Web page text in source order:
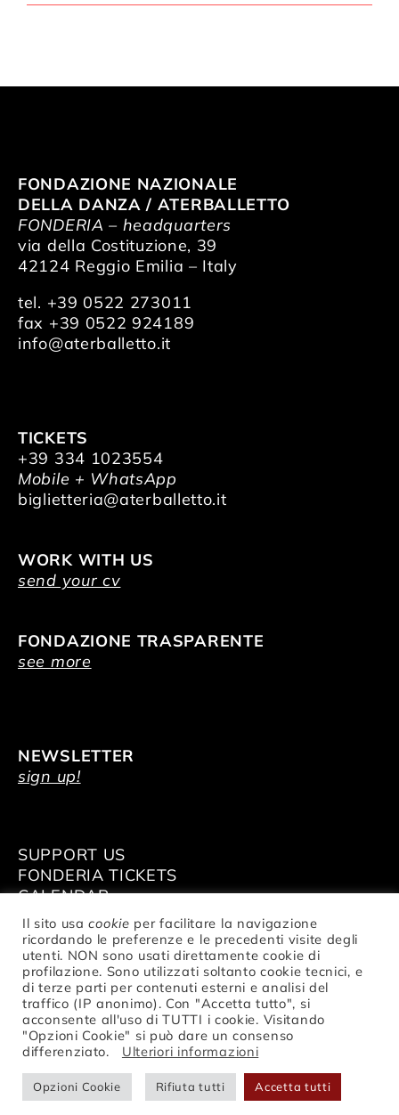
FONDAZIONE NAZIONALE
DELLA DANZA / ATERBALLETTO
FONDERIA – headquarters
via della Costituzione, 39
42124 Reggio Emilia – Italy
tel. +39 0522 273011
fax +39 0522 924189
info@aterballetto.it
TICKETS
+39 334 1023554
Mobile + WhatsApp
biglietteria@aterballetto.it
WORK WITH US
send your cv
FONDAZIONE TRASPARENTE
see more
NEWSLETTER
sign up!
SUPPORT US
FONDERIA TICKETS
CALENDAR
VENUE HIRE
© Fondazione Nazionale della Danza
Aterballetto | VAT Nr. IT02047370354 |
privacy
Il sito usacookie per facilitare la navigazione
ricordando le preferenze e le precedenti visite degli
utenti. NON sono usati direttamente cookie di
profilazione. Sono utilizzati soltanto cookie tecnici, e
di terze parti per contenuti esterni e analisi del
traffico (IP anonimo). Con "Accetta tutto", si
acconsente all'uso di TUTTI i cookie. Visitando
"Opzioni Cookie" si può dare un consenso
differenziato. Ulteriori informazioni
Opzioni Cookie Rifiuta tutti Accetta tutti